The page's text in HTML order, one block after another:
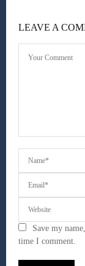
LEAVE A
Save my
time I comment.